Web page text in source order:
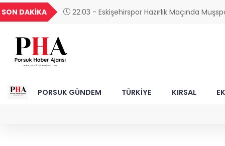
SON DAKİKA
21:57 - Tepebaşı'nda Raketler Kurtuluş
GEL
18,2677
16,3788
27,9743
0,0018
PORSUK GÜNDEM TÜRKİYE KIRSAL